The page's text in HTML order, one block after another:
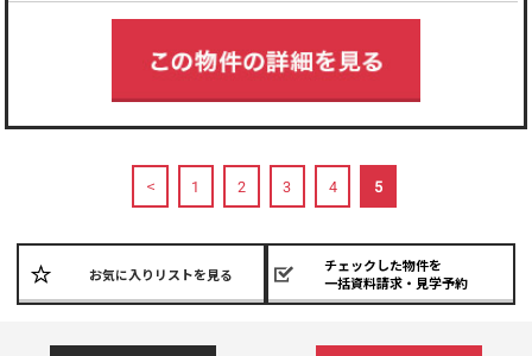
< 1 2 3 4 5
お気に入りリストを見る
チェックした物件を
一括資料請求・見学予約